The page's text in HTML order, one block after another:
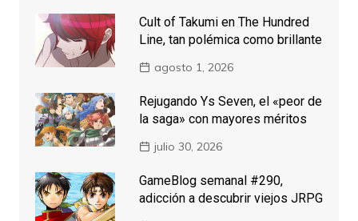
Cult of Takumi en The Hundred
Line, tan polémica como brillante
agosto 1, 2026
Rejugando Ys Seven, el «peor de
la saga» con mayores méritos
julio 30, 2026
GameBlog semanal #290,
adicción a descubrir viejos JRPG